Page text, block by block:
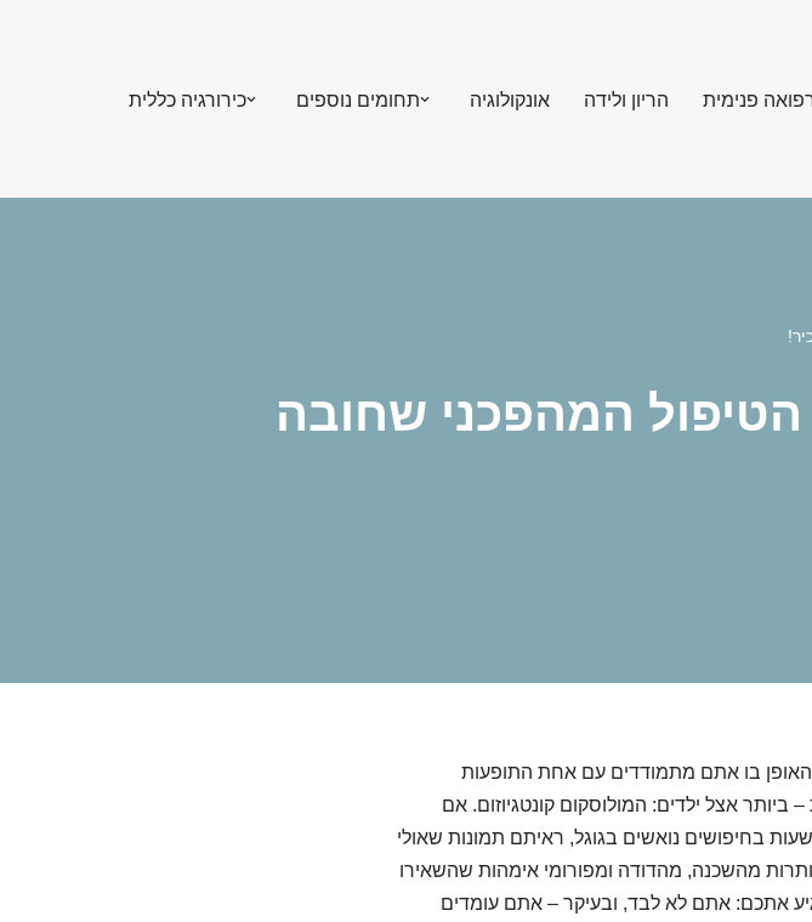
פנימית הריון ולידה אונקולוגיה תחומים נוספים כירורגיה כללית
הטיפול המהפכני שחובה
האופן בו אתם מתמודדים עם אחת התופעות
אצל ילדים: המולוסקום קונטגיוזום. אם
בחיפושים נואשים בגוגל, ראיתם תמונות שאולי
מהשכנה, מהדודה ומפורומי אימהות שהשאירו
אתכם: אתם לא לבד, ובעיקר – אתם עומדים